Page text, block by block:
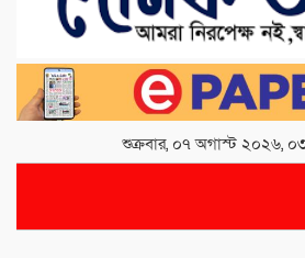
শুক্রবার, ০৭ অগাস্ট ২০২৬,